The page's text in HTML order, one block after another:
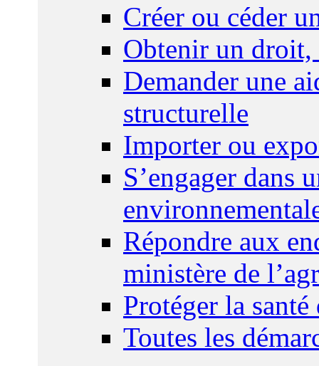
Créer ou céder
Obtenir un droit,
Demander une
structurelle
Importer ou
S’engager dans
Répondre aux
ministère de
Protéger la
Toutes les